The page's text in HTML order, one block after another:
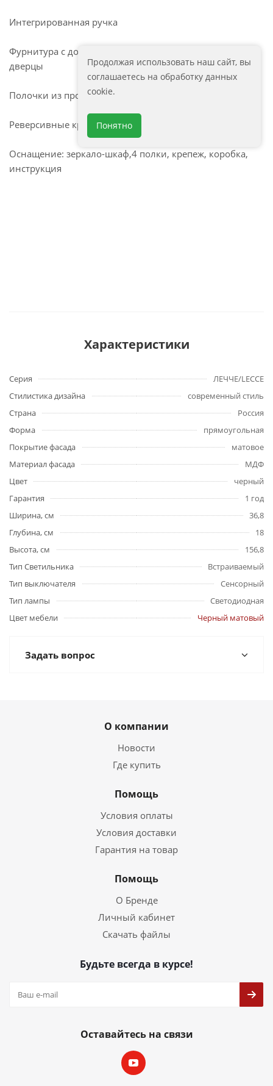
Интегрированная ручка
Фурнитура с доводчиком для плавного закрывания
дверцы
Полочки из прозрачного стекла
Реверсивные крепления
Оснащение: зеркало-шкаф,4 полки, крепеж, коробка,
инструкция
Характеристики
Серия
ЛЕЧЧЕ/LECCE
Стилистика дизайна
современный стиль
Страна
Россия
Форма
прямоугольная
Покрытие фасада
матовое
Материал фасада
МДФ
Цвет
черный
Гарантия
1 год
Ширина, см
36,8
Глубина, см
18
Высота, см
156,8
Тип Светильника
Встраиваемый
Тип выключателя
Сенсорный
Тип лампы
Светодиодная
Цвет мебели
Черный матовый
Задать вопрос
О компании
Новости
Где купить
Помощь
Условия оплаты
Условия доставки
Гарантия на товар
Помощь
О Бренде
Личный кабинет
Скачать файлы
Будьте всегда в курсе!
Оставайтесь на связи
Продолжая использовать наш сайт, вы
соглашаетесь на обработку данных
cookie.
Понятно